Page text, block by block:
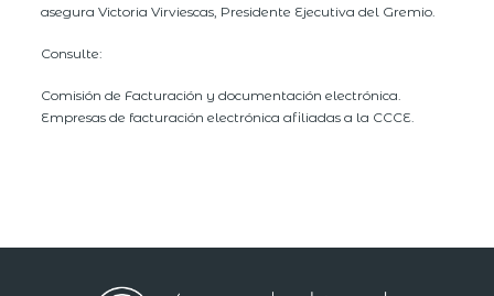
asegura Victoria Virviescas, Presidente Ejecutiva del Gremio.
Consulte:
Comisión de Facturación y documentación electrónica.
Empresas de facturación electrónica afiliadas a la CCCE.